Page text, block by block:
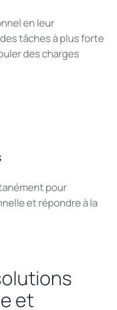
en leur
tâches à plus forte
des charges
pour
et répondre à la
et